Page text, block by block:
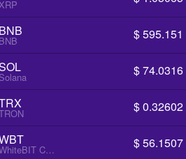
$ 595.151
$ 74.0316
$ 0.32602
WhiteBIT Coin $ 56.1507